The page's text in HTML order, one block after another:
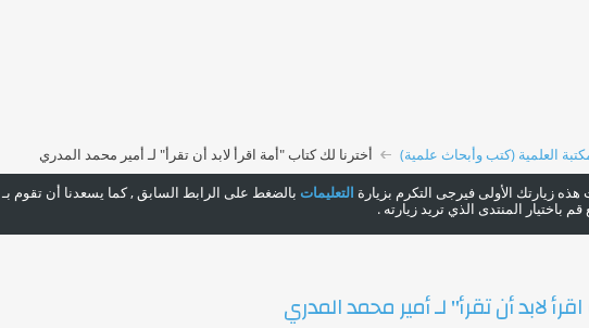
العلمية (كتب وأبحاث علمية)
أخترنا لك كتاب "أمة اقرأ لابد أن تقرأ" لـ أمير محمد المدري
هذه زيارتك الأولى فيرجى التكرم بزيارة التعليمات بالضغط على الرابط السابق , كما يسعدنا أن تقوم بـ
باختيار المنتدى الذي تريد زيارته .
لابد أن تقرأ" لـ أمير محمد المدري